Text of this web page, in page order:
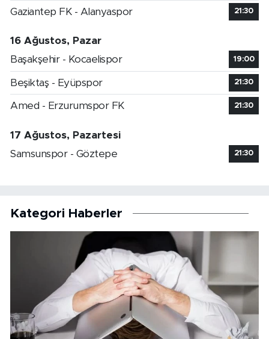
Gaziantep FK - Alanyaspor 21:30
16 Ağustos, Pazar
Başakşehir - Kocaelispor
19:00
Beşiktaş - Eyüpspor 21:30
Amed - Erzurumspor FK 21:30
17 Ağustos, Pazartesi
Samsunspor - Göztepe
21:30
Kategori Haberler